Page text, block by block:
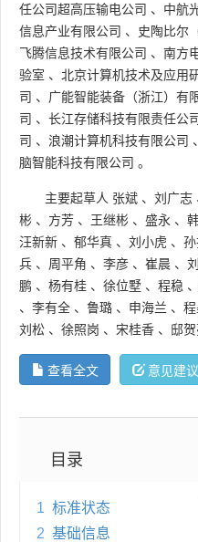
任公司超高压输电公司 、 中航
信息产业有限公司 、 史陶比尔
飞腾信息技术有限公司 、 南方
验室 、 北京计算机技术及应用
司 、 广能智能装备（浙江）有
司 、 长江存储科技有限责任公
司 、 浪潮计算机科技有限公司 、
脑智能科技有限公司 。
主要起草人 张斌 、 刘广志
彬 、 方芳 、 王继彬 、 盛永 、
汪新新 、 郁华真 、 刘小虎 、
兵 、 周平角 、 李彦 、 崔晨 、
鹏 、 杨有桂 、 徐位墅 、 程稳 、
、 李有全 、 鲁璐 、 申海兰 、
刘松 、 徐照岗 、 宋桂香 、 邸
查看全文 意见建议
目录
1 标准状态
2 基础信息